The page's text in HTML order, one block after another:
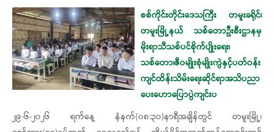
စစ်ကိုင်းတိုင်းဒေသကြီး တမူးခရိုင်၊
တမူးမြို့နယ် သစ်တောဦးစီးဌာနမှ
မိုးရာသီသစ်ပင်စိုက်ပျိုးရေး၊
သစ်တော၊ဇီ၀မျိုးစုံမျိုးကွဲနှင့်ပတ်၀န်း
ကျင်ထိန်းသိမ်းရေးဆိုင်ရာအသိပညာ
ပေးဟောပြောပွဲ‌ကျင်းပ
၂၉-၆-၂၀၂၆ ရက်နေ့ နံနက်(၀၈:၃၀)နာရီအချိန်တွင် တမူးမြို့၊